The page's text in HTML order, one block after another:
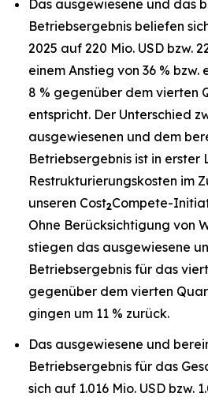
Das ausgewiesene und das
Betriebsergebnis beliefen
2025 auf 220 Mio. USD bzw.
einem Anstieg von 36 %
8 % gegenüber dem vierten
entspricht. Der Unterschied
ausgewiesenen und dem
Betriebsergebnis ist in erster
Restrukturierungskosten im
unseren Cost2Compete-
Ohne Berücksichtigung von
stiegen das ausgewiesene
Betriebsergebnis für das
gegenüber dem vierten
gingen um 11 % zurück.
Das ausgewiesene und
Betriebsergebnis für das
sich auf 1.016 Mio. USD bzw.